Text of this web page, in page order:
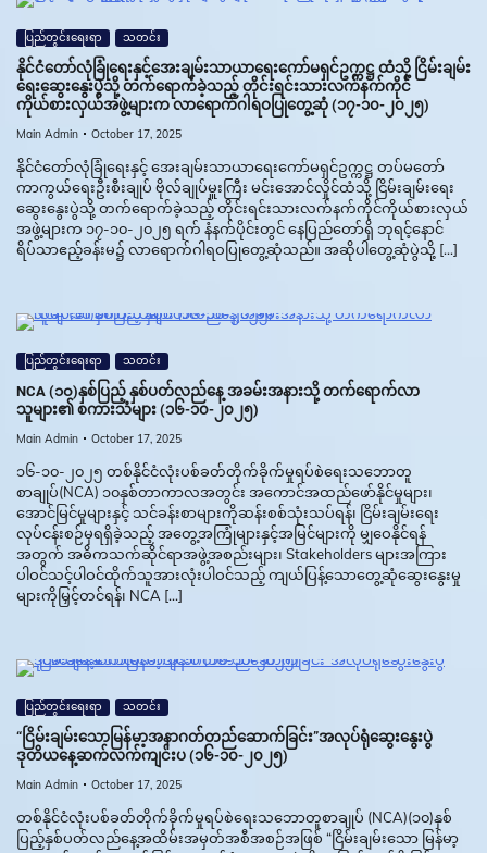
ပြည်တွင်းရေးရာ သတင်း
နိုင်ငံတော်လုံခြုံရေးနှင့်အေးချမ်းသာယာရေးကော်မရှင်ဥက္ကဋ္ဌ ထံသို့ ငြိမ်းချမ်း
ရေးဆွေးနွေးပွဲသို့ တက်ရောက်ခဲ့သည့် တိုင်းရင်းသားလက်နက်ကိုင်
ကိုယ်စားလှယ်အဖွဲ့များက လာရောက်ဂါရဝပြုတွေ့ဆုံ (၁၇-၁၀-၂၀၂၅)
Main Admin October 17, 2025
နိုင်ငံတော်လုံခြုံရေးနှင့် အေးချမ်းသာယာရေးကော်မရှင်ဥက္ကဋ္ဌ တပ်မတော်
ကာကွယ်ရေးဦးစီးချုပ် ဗိုလ်ချုပ်မှူးကြီး မင်းအောင်လှိုင်ထံသို့ ငြိမ်းချမ်းရေး
ဆွေးနွေးပွဲသို့ တက်ရောက်ခဲ့သည့် တိုင်းရင်းသားလက်နက်ကိုင်ကိုယ်စားလှယ်
အဖွဲ့များက ၁၇-၁၀-၂၀၂၅ ရက် နံနက်ပိုင်းတွင် နေပြည်တော်ရှိ ဘုရင့်နောင်
ရိပ်သာဧည့်ခန်းမ၌ လာရောက်ဂါရဝပြုတွေ့ဆုံသည်။ အဆိုပါတွေ့ဆုံပွဲသို့ […]
ပြည်တွင်းရေးရာ သတင်း
NCA (၁၀)နှစ်ပြည့် နှစ်ပတ်လည်နေ့ အခမ်းအနားသို့ တက်ရောက်လာ
သူများ၏ စကားသံများ (၁၆-၁၀-၂၀၂၅)
Main Admin October 17, 2025
၁၆-၁၀-၂၀၂၅ တစ်နိုင်ငံလုံးပစ်ခတ်တိုက်ခိုက်မှုရပ်စဲရေးသဘောတူ
စာချုပ်(NCA) ၁၀နှစ်တာကာလအတွင်း အကောင်အထည်ဖော်နိုင်မှုများ၊
အောင်မြင်မှုများနှင့် သင်ခန်းစာများကိုဆန်းစစ်သုံးသပ်ရန်၊ ငြိမ်းချမ်းရေး
လုပ်ငန်းစဉ်မှရရှိခဲ့သည့် အတွေ့အကြုံများနှင့်အမြင်များကို မျှဝေနိုင်ရန်
အတွက် အဓိကသက်ဆိုင်ရာအဖွဲ့အစည်းများ၊ Stakeholders များအကြား
ပါဝင်သင့်ပါဝင်ထိုက်သူအားလုံးပါဝင်သည့် ကျယ်ပြန့်သောတွေ့ဆုံဆွေးနွေးမှု
များကိုမြှင့်တင်ရန်၊ NCA […]
ပြည်တွင်းရေးရာ သတင်း
“ငြိမ်းချမ်းသောမြန်မာ့အနာဂတ်တည်ဆောက်ခြင်း”အလုပ်ရုံဆွေးနွေးပွဲ
ဒုတိယနေ့ဆက်လက်ကျင်းပ (၁၆-၁၀-၂၀၂၅)
Main Admin October 17, 2025
တစ်နိုင်ငံလုံးပစ်ခတ်တိုက်ခိုက်မှုရပ်စဲရေးသဘောတူစာချုပ် (NCA)(၁၀)နှစ်
ပြည့်နှစ်ပတ်လည်နေ့အထိမ်းအမှတ်အစီအစဉ်အဖြစ် “ငြိမ်းချမ်းသော မြန်မာ့